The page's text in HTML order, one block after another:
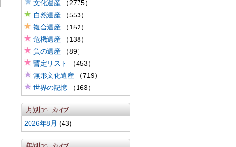
文化遺産（2775）
自然遺産（553）
複合遺産（152）
危機遺産（138）
負の遺産（89）
暫定リスト
（453）
無形文化遺産（719）
世界の記憶（163）
2026年8月 (43)